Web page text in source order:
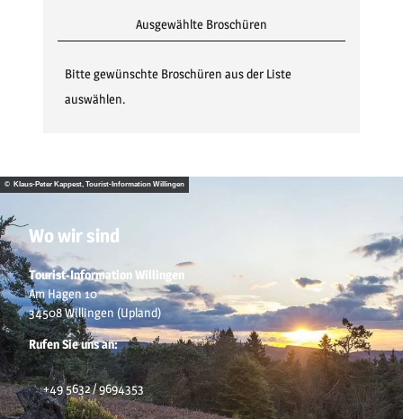
Ausgewählte Broschüren
Bitte gewünschte Broschüren aus der Liste
auswählen.
© Klaus-Peter Kappest, Tourist-Information Willingen
Wo wir sind
Tourist-Information Willingen
Am Hagen 10
34508 Willingen (Upland)
Rufen Sie uns an:
+49 5632 / 9694353